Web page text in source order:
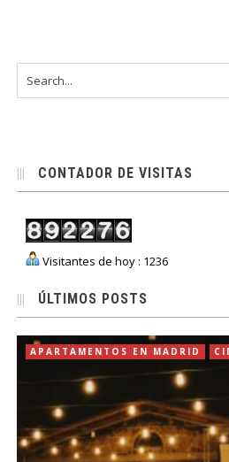
CONTADOR DE VISITAS
Visitantes de hoy : 1236
ÚLTIMOS POSTS
APARTAMENTOS EN MADRID